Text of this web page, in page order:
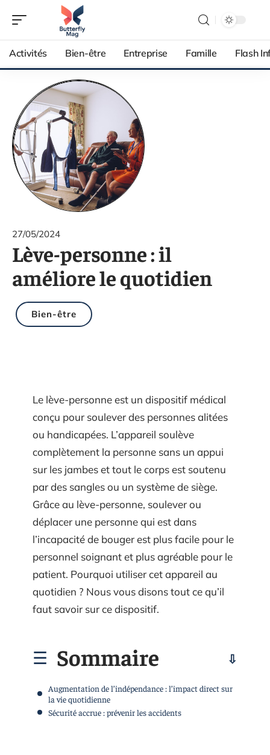
Activités Bien-être Entreprise Famille Flash
27/05/2024
Lève-personne : il
améliore le quotidien
Bien-être
Le lève-personne est un dispositif médical
conçu pour soulever des personnes alitées
ou handicapées. L’appareil soulève
complètement la personne sans un appui
sur les jambes et tout le corps est soutenu
par des sangles ou un système de siège.
Grâce au lève-personne, soulever ou
déplacer une personne qui est dans
l’incapacité de bouger est plus facile pour le
personnel soignant et plus agréable pour le
patient. Pourquoi utiliser cet appareil au
quotidien ? Nous vous disons tout ce qu’il
faut savoir sur ce dispositif.
Sommaire
Augmentation de l’indépendance : l’impact direct sur
la vie quotidienne
Sécurité accrue : prévenir les accidents